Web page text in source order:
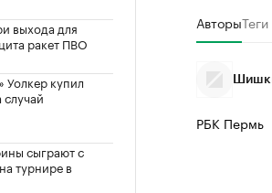
выхода для
ракет ПВО
Уолкер купил
сыграют с
турнире в
АвторыТеги
РБК Пермь